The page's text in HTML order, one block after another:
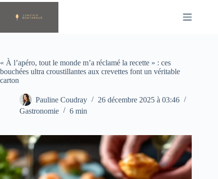
Passer
contenu
« À l’apéro, tout le monde m’a réclamé la recette » : ces
bouchées ultra croustillantes aux crevettes font un véritable
carton
Pauline Coudray
26 décembre 2025 à 03:46
Gastronomie
6 min